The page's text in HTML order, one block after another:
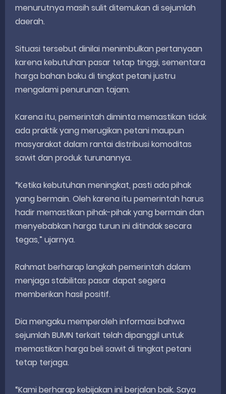
menurutnya masih sulit ditemukan di sejumlah
daerah.
Situasi tersebut dinilai menimbulkan pertanyaan
karena kebutuhan pasar tetap tinggi, sementara
harga bahan baku di tingkat petani justru
mengalami penurunan tajam.
Karena itu, pemerintah diminta memastikan tidak
ada praktik yang merugikan petani maupun
masyarakat dalam rantai distribusi komoditas
sawit dan produk turunannya.
“Ketika kebutuhan meningkat, pasti ada pihak
yang bermain. Oleh karena itu pemerintah harus
hadir memastikan pihak-pihak yang bermain dan
menyebabkan harga turun ini ditindak secara
tegas,” ujarnya.
Rahmat berharap langkah pemerintah dalam
menjaga stabilitas pasar dapat segera
memberikan hasil positif.
Dia mengaku memperoleh informasi bahwa
sejumlah BUMN terkait telah dipanggil untuk
memastikan harga beli sawit di tingkat petani
tetap terjaga.
“Kami berharap kebijakan ini berjalan baik. Saya